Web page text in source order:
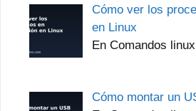
Cómo ver los
en Linux
En Comandos linux
Cómo montar un